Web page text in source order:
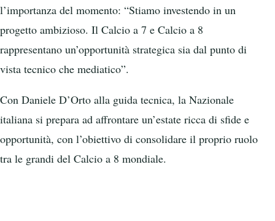
l’importanza del momento: “Stiamo investendo in un
progetto ambizioso. Il Calcio a 7 e Calcio a 8
rappresentano un’opportunità strategica sia dal punto di
vista tecnico che mediatico”.
Con Daniele D’Orto alla guida tecnica, la Nazionale
italiana si prepara ad affrontare un’estate ricca di sfide e
opportunità, con l’obiettivo di consolidare il proprio ruolo
tra le grandi del Calcio a 8 mondiale.